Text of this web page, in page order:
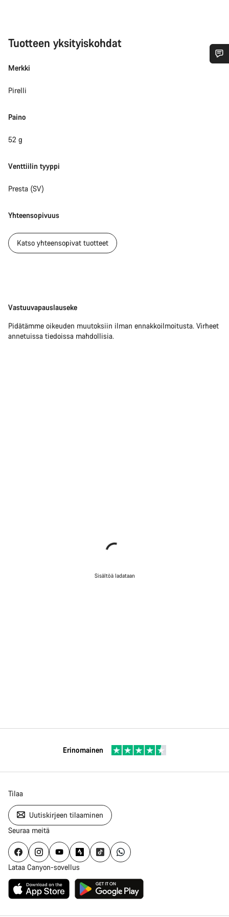
Tuotteen yksityiskohdat
Merkki
Pirelli
Paino
52 g
Venttiilin tyyppi
Presta (SV)
Yhteensopivuus
Katso yhteensopivat tuotteet
Vastuuvapauslauseke
Vastuuvapauslauseke
Pidätämme oikeuden muutoksiin ilman ennakkoilmoitusta. Virheet
annetuissa tiedoissa mahdollisia.
Sisältöä ladataan
Erinomainen
Tilaa
Uutiskirjeen tilaaminen
Seuraa meitä
Lataa Canyon-sovellus
Tarvitsetko apua?